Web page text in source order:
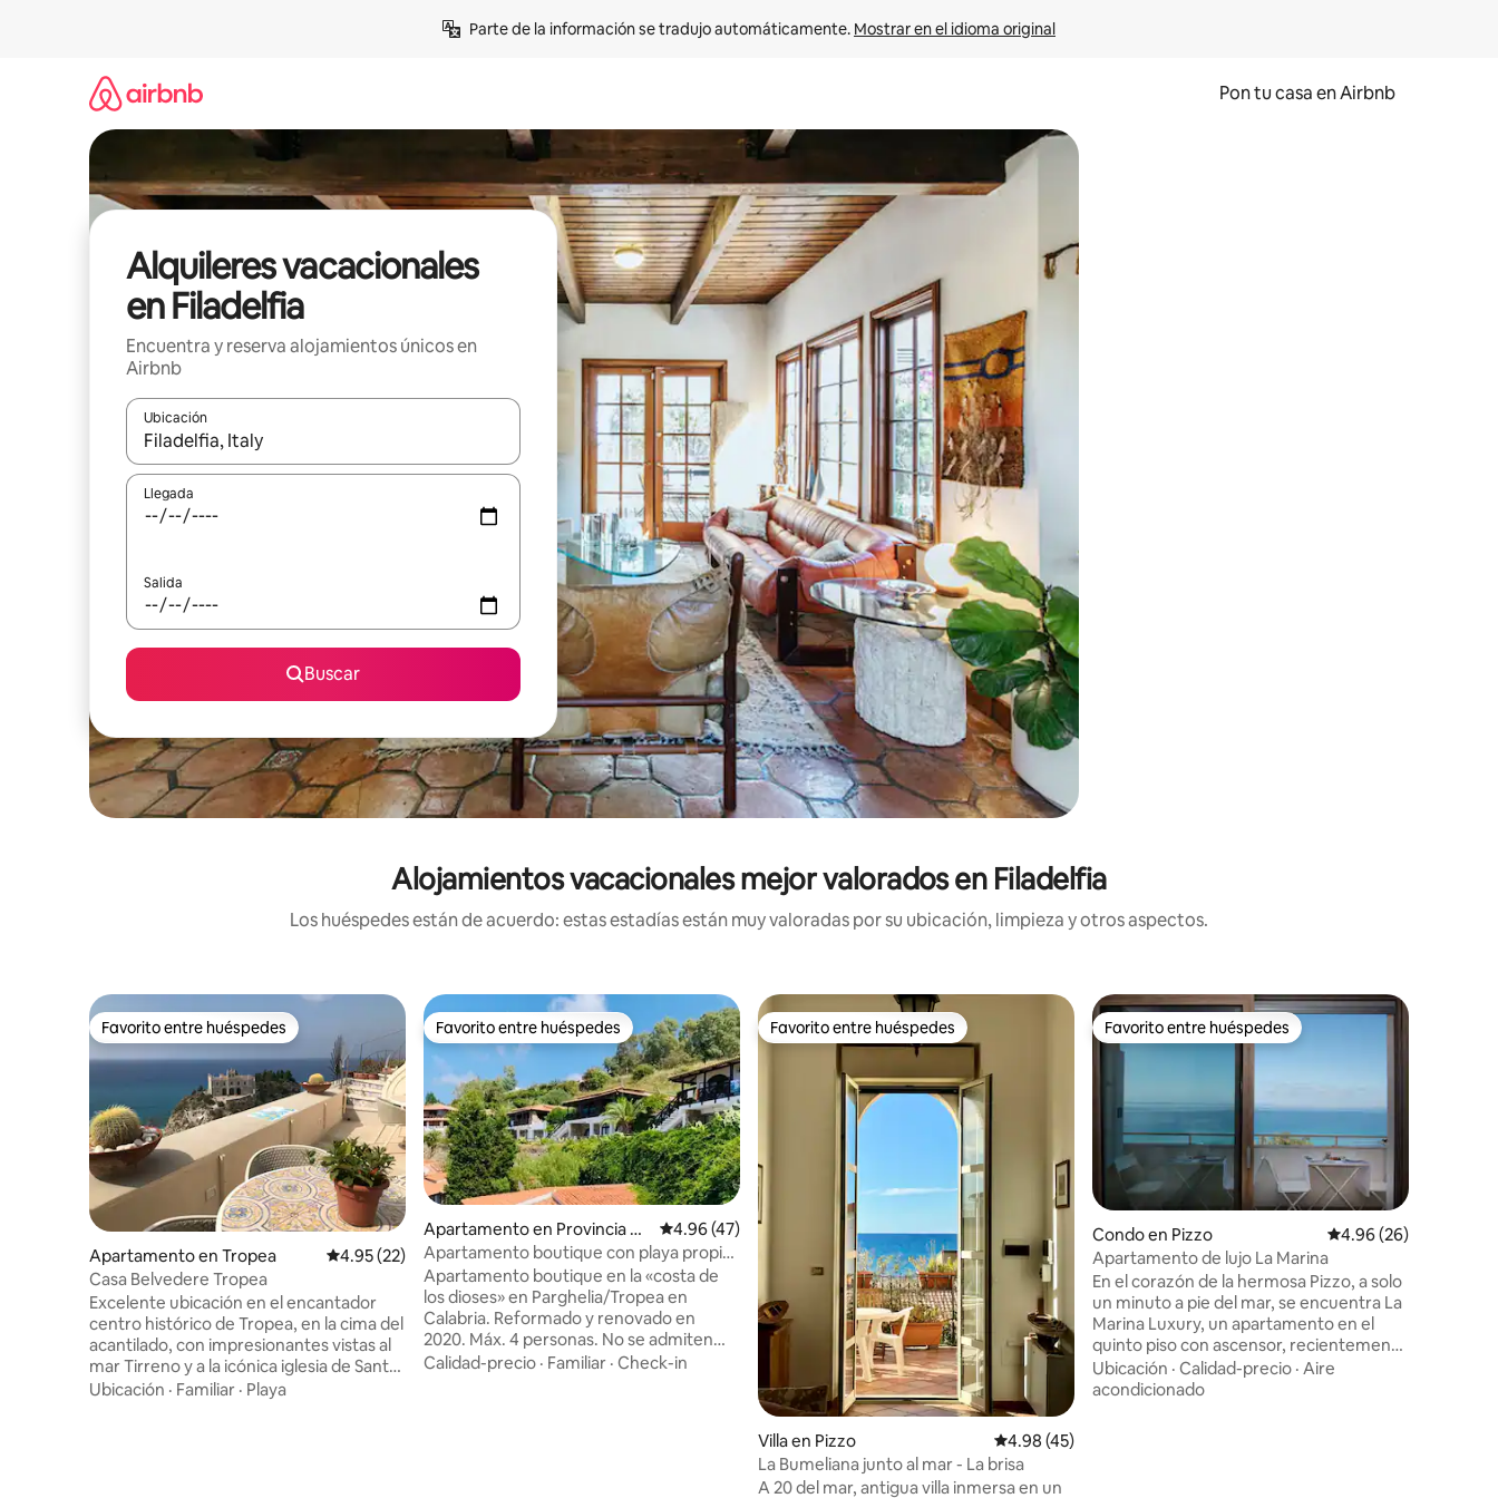
Parte de la información se tradujo automáticamente. Mostrar en el idioma original
Pon tu casa en Airbnb
Alquileres vacacionales
en Filadelfia
Encuentra y reserva alojamientos únicos en
Airbnb
Ubicación
Cuando los resultados estén disponibles, navega con las teclas de flecha hacia arriba y hacia abajo o explora con el tacto o desliza el dedo.
Llegada
Salida
Buscar
Alojamientos vacacionales mejor valorados en Filadelfia
Los huéspedes están de acuerdo: estas estadías están muy valoradas por su ubicación, limpieza y otros aspectos.
Favorito entre huéspedes
Favorito entre huéspedes
Apartamento en Tropea Calificación promedio: 4.95 de 5, 22 reseñas
4.95 (22)
Casa Belvedere Tropea
Excelente ubicación en el encantador
centro histórico de Tropea, en la cima del
acantilado, con impresionantes vistas al
mar Tirreno y a la icónica iglesia de Santa
Maria dell'Isola y las playas de Tropea, así
Ubicación · Familiar · Playa
Favorito entre huéspedes
Favorito entre huéspedes
Apartamento en Provincia di
Vibo Valentia
Calificación promedio: 4.96 de 5, 47 reseñas
4.96 (47)
Apartamento boutique con playa propia,
cerca de Tropea
Apartamento boutique en la «costa de
los dioses» en Parghelia/Tropea en
Calabria. Reformado y renovado en
2020. Máx. 4 personas. No se admiten
animales. Salón y cocina equipada con
Calidad-precio · Familiar · Check-in
Favorito entre huéspedes
Favorito entre huéspedes
Villa en Pizzo Calificación promedio: 4.98 de 5, 45 reseñas
4.98 (45)
La Bumeliana junto al mar - La brisa
A 20 del mar, antigua villa inmersa en un
Favorito entre huéspedes
Favorito entre huéspedes
Condo en Pizzo Calificación
4.96 (26)
Apartamento de lujo La Marina
En el corazón de la hermosa Pizzo, a solo
un minuto a pie del mar, se encuentra La
Marina Luxury, un apartamento en el
quinto piso con ascensor, recientemente
renovado y amueblado con gusto y
elegancia. El apartamento cuenta con
Ubicación · Calidad-precio · Aire
acondicionado